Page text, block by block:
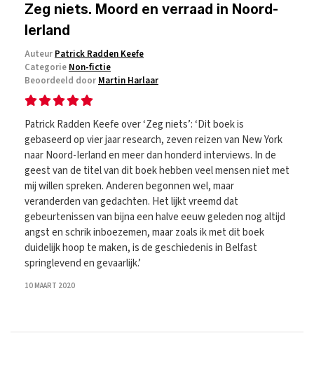
Zeg niets. Moord en verraad in Noord-
Ierland
Auteur Patrick Radden Keefe
Categorie Non-fictie
Beoordeeld door Martin Harlaar
Patrick Radden Keefe over ‘Zeg niets’: ‘Dit boek is
gebaseerd op vier jaar research, zeven reizen van New York
naar Noord-Ierland en meer dan honderd interviews. In de
geest van de titel van dit boek hebben veel mensen niet met
mij willen spreken. Anderen begonnen wel, maar
veranderden van gedachten. Het lijkt vreemd dat
gebeurtenissen van bijna een halve eeuw geleden nog altijd
angst en schrik inboezemen, maar zoals ik met dit boek
duidelijk hoop te maken, is de geschiedenis in Belfast
springlevend en gevaarlijk.’
10 MAART 2020